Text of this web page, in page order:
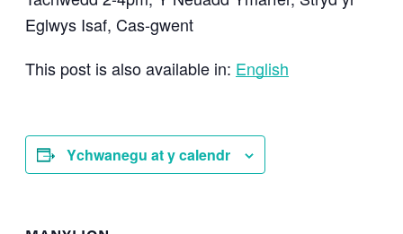
Eglwys Isaf, Cas-gwent
This post is also available in: English
Ychwanegu at y calendr